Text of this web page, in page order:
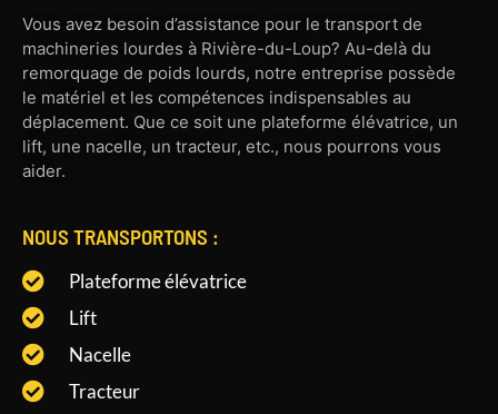
Vous avez besoin d’assistance pour le transport de
machineries lourdes à Rivière-du-Loup? Au-delà du
remorquage de poids lourds, notre entreprise possède
le matériel et les compétences indispensables au
déplacement. Que ce soit une plateforme élévatrice, un
lift, une nacelle, un tracteur, etc., nous pourrons vous
aider.
NOUS TRANSPORTONS :
Plateforme élévatrice
Lift
Nacelle
Tracteur